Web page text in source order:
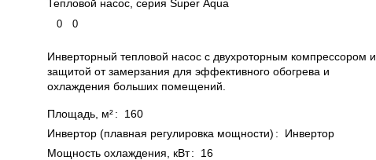
Тепловой насос, серия Super Aqua
0 0
Инверторный тепловой насос с двухроторным компрессором и
защитой от замерзания для эффективного обогрева и
охлаждения больших помещений.
Площадь, м²:
160
Инвертор (плавная регулировка мощности) :
Инвертор
Мощность охлаждения, кВт:
16